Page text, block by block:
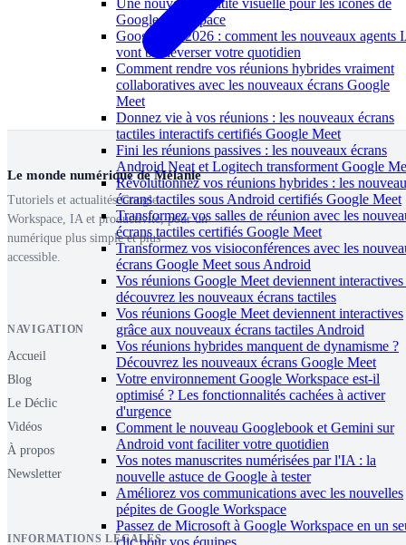
Une nouvelle identité visuelle pour les icônes de
Google Workspace
Google I/O 2026 : comment les nouveaux agents
vont bouleverser votre quotidien
Comment rendre vos réunions hybrides vraiment
collaboratives avec les nouveaux écrans Google
Meet
Donnez vie à vos réunions : les nouveaux écrans
tactiles interactifs certifiés Google Meet
Fini les réunions passives : les nouveaux écrans
Android Neat et Logitech transforment Google
Révolutionnez vos réunions hybrides : les
écrans tactiles sous Android certifiés Google Meet
Transformez vos salles de réunion avec les
écrans tactiles certifiés Google Meet
Transformez vos visioconférences avec les
écrans Google Meet sous Android
Vos réunions Google Meet deviennent interactives
découvrez les nouveaux écrans tactiles
Vos réunions Google Meet deviennent interactives
grâce aux nouveaux écrans tactiles Android
Vos réunions hybrides manquent de dynamisme ?
Découvrez les nouveaux écrans Google Meet
Votre environnement Google Workspace est-il
optimisé ? Les fonctionnalités cachées à activer
d'urgence
Comment le nouveau Googlebook et Gemini sur
Android vont faciliter votre quotidien
Vos notes manuscrites numérisées par l'IA : la
nouvelle astuce de Google à tester
Améliorez vos communications avec les nouvelles
pépites de Google Workspace
Passez de Microsoft à Google Workspace en un
clic pour vos équipes
Le monde numérique de Mélanie
Tutoriels et actualités Google
Workspace, IA et productivité, pour un
numérique plus simple et plus
accessible.
NAVIGATION
Accueil
Blog
Le Déclic
Vidéos
À propos
Newsletter
INFORMATIONS LÉGALES